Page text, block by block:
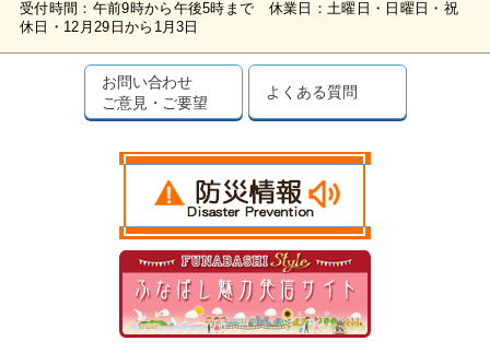
受付時間：午前9時から午後5時まで 休業日：土曜日・日曜日・祝
休日・12月29日から1月3日
お問い合わせ
ご意見・ご要望
よくある質問